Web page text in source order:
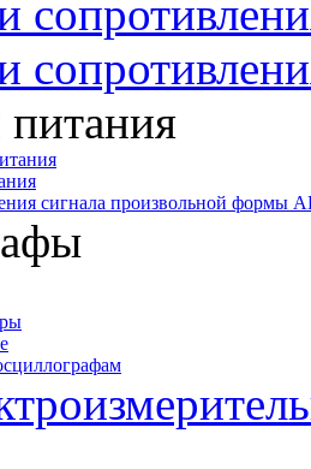
сигнала произвольной формы